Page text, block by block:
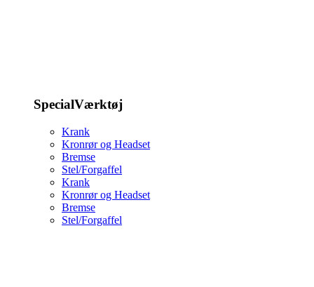
SpecialVærktøj
Krank
Kronrør og Headset
Bremse
Stel/Forgaffel
Krank
Kronrør og Headset
Bremse
Stel/Forgaffel